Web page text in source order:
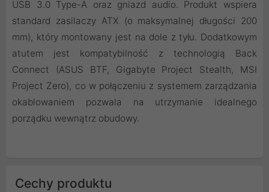
USB 3.0 Type-A oraz gniazd audio. Produkt wspiera
standard zasilaczy ATX (o maksymalnej długości 200
mm), który montowany jest na dole z tyłu. Dodatkowym
atutem jest kompatybilność z technologią Back
Connect (ASUS BTF, Gigabyte Project Stealth, MSI
Project Zero), co w połączeniu z systemem zarządzania
okablowaniem pozwala na utrzymanie idealnego
porządku wewnątrz obudowy.
Cechy produktu